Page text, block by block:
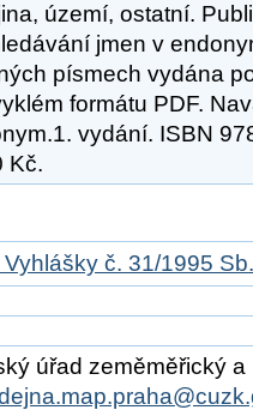
území, ostatní.
jmen v
písmech vydána
formátu PDF.
vydání. ISBN
Kč.
Vyhlášky č. 31/1995 Sb.
úřad zeměměřický